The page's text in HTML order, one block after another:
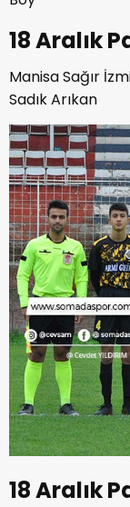
18 Aralık
Manisa Sağır
Sadık Arıkan
18 Aralık